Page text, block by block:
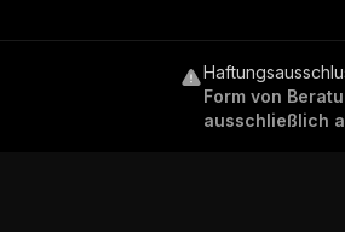
Form von
ausschließlich